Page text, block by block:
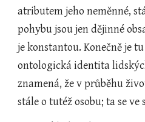
atributem jeho neměnné,
pohybu jsou jen dějinné
je konstantou. Konečně je
ontologická identita
znamená, že v průběhu
stále o tutéž osobu; ta se